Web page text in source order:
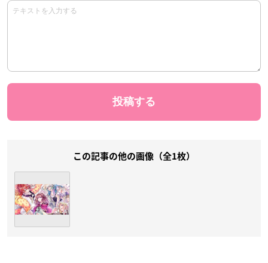
この記事の他の画像（全1枚）